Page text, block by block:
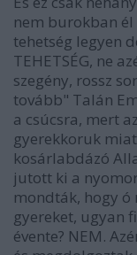
nem burokban
tehetség legyen
TEHETSÉG, ne
szegény, rossz
tovább" Talán
a csúcsra, mert
gyerekkoruk
kosárlabdázó
jutott ki a
mondták, hogy ó
gyereket, ugyan
évente? NEM.